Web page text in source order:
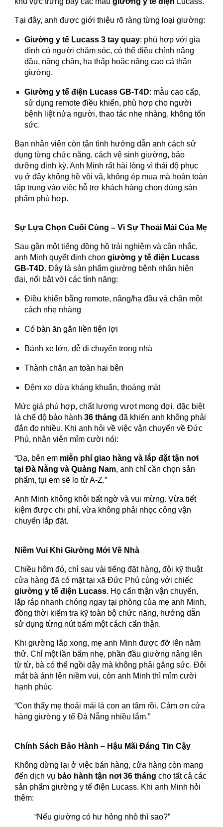
Tại đây, anh được giới thiệu rõ ràng từng loại giường:
Giường y tế Lucass 3 tay quay: phù hợp với gia
đình có người chăm sóc, có thể điều chỉnh nâng
đầu, nâng chân, hạ thấp hoặc nâng cao cả thân
giường.
Giường y tế điện Lucass GB-T4D: mẫu cao cấp,
sử dụng remote điều khiển, phù hợp cho người
bệnh liệt nửa người, thao tác nhẹ nhàng, không tốn
sức.
Bạn nhân viên còn tận tình hướng dẫn anh cách sử
dụng từng chức năng, cách vệ sinh giường, bảo
dưỡng định kỳ. Anh Minh rất hài lòng vì thái độ phục
vụ ở đây không hề vội vã, không ép mua mà hoàn toàn
tập trung vào việc hỗ trợ khách hàng chọn đúng sản
phẩm phù hợp.
Sự Lựa Chọn Cuối Cùng – Vì Sự Thoải Mái Của Mẹ
Sau gần một tiếng đồng hồ trải nghiệm và cân nhắc,
anh Minh quyết định chọngiường y tế điện Lucass
GB-T4D. Đây là sản phẩm giường bệnh nhân hiện
đại, nổi bật với các tính năng:
Điều khiển bằng remote, nâng/hạ đầu và chân một
cách nhẹ nhàng
Có bàn ăn gắn liền tiện lợi
Bánh xe lớn, dễ di chuyển trong nhà
Thành chắn an toàn hai bên
Đệm xơ dừa kháng khuẩn, thoáng mát
Mức giá phù hợp, chất lượng vượt mong đợi, đặc biệt
là chế độ bảo hành36 tháng đã khiến anh không phải
đắn đo nhiều. Khi anh hỏi về việc vận chuyển về Đức
Phú, nhân viên mỉm cười nói:
“Dạ, bên em miễn phí giao hàng và lắp đặt tận nơi
tại Đà Nẵng và Quảng Nam, anh chỉ cần chọn sản
phẩm, tụi em sẽ lo từ A-Z.”
Anh Minh không khỏi bất ngờ và vui mừng. Vừa tiết
kiệm được chi phí, vừa không phải nhọc công vận
chuyển lắp đặt.
Niềm Vui Khi Giường Mới Về Nhà
Chiều hôm đó, chỉ sau vài tiếng đặt hàng, đội kỹ thuật
cửa hàng đã có mặt tại xã Đức Phú cùng với chiếc
giường y tế điện Lucass. Họ cẩn thận vận chuyển,
lắp ráp nhanh chóng ngay tại phòng của mẹ anh Minh,
đồng thời kiểm tra kỹ toàn bộ chức năng, hướng dẫn
sử dụng từng nút bấm một cách cẩn thận.
Khi giường lắp xong, mẹ anh Minh được đỡ lên nằm
thử. Chỉ một lần bấm nhẹ, phần đầu giường nâng lên
từ từ, bà có thể ngồi dậy mà không phải gắng sức. Đôi
mắt bà ánh lên niềm vui, còn anh Minh thì mỉm cười
hạnh phúc.
“Con thấy mẹ thoải mái là con an tâm rồi. Cảm ơn cửa
hàng giường y tế Đà Nẵng nhiều lắm.”
Chính Sách Bảo Hành – Hậu Mãi Đáng Tin Cậy
Không dừng lại ở việc bán hàng, cửa hàng còn mang
đến dịch vụ bảo hành tận nơi 36 tháng cho tất cả các
sản phẩm giường y tế điện Lucass. Khi anh Minh hỏi
thêm:
“Nếu giường có hư hỏng nhỏ thì sao?”